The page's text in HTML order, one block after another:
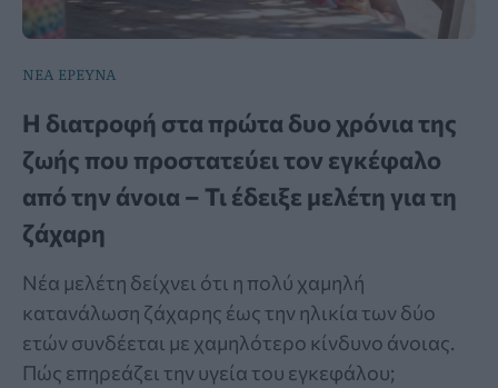
ΝΕΑ ΕΡΕΥΝΑ
Η διατροφή στα πρώτα δυο χρόνια της
ζωής που προστατεύει τον εγκέφαλο
από την άνοια – Τι έδειξε μελέτη για τη
ζάχαρη
Νέα μελέτη δείχνει ότι η πολύ χαμηλή
κατανάλωση ζάχαρης έως την ηλικία των δύο
ετών συνδέεται με χαμηλότερο κίνδυνο άνοιας.
Πώς επηρεάζει την υγεία του εγκεφάλου;